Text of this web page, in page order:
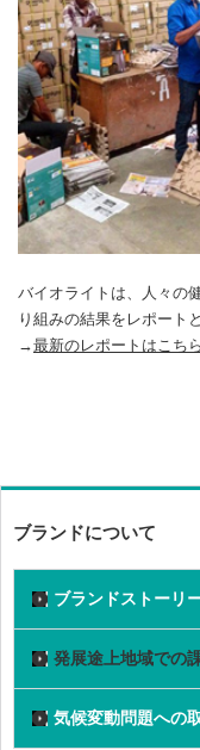
バイオライトは、人々の
り組みの結果をレポート
→最新のレポートはこち
ブランドについて
ブランドストーリ
発展途上地域での
気候変動問題への